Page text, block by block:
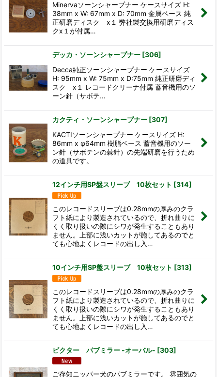
Minervaソーンシャープナー ケースサイズ H:
38mm x W: 67mm x D: 70mm 金属ベース 純
正研磨ディスク x１ 弊社製交換用研磨ディス
クx１が付属…
デッカ・ソーンシャープナー [306]
Decca純正ソーンシャープナー ケースサイズ
H: 95mm x W: 75mm x D:75mm 純正研磨ディ
スク x１ レコードクリーナ付属 蓄音機用のソ
ーン針（サボテ…
カクティ・ソーンシャープナー [307]
KACTIソーンシャープナー ケースサイズ H:
86mm x φ64mm 樹脂ベース 蓄音機用のソー
ン針（サボテンの棘針）の先端研磨を行うため
の道具です。
12インチ用SP盤スリーブ 10枚セット [314]
このレコードスリーブは0.28mmの厚みのクラ
フト紙により製造されているので、折れ曲りに
くく取り扱いの際にシワが発生することもあり
ません。上部に浅いカットが施してあるのでと
ても心地よくレコードの出し入…
10インチ用SP盤スリーブ 10枚セット [313]
このレコードスリーブは0.28mmの厚みのクラ
フト紙により製造されているので、折れ曲りに
くく取り扱いの際にシワが発生することもあり
ません。上部に浅いカットが施してあるのでと
ても心地よくレコードの出し入…
ビクター パブミラー -オーバル- [303]
ご存知ニッパー犬のパブミラーです。 雰囲気の